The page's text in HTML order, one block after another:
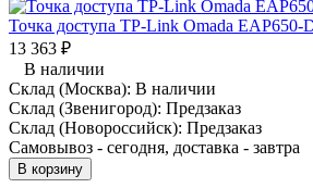
Точка доступа TP-Link Omada EAP650-
13 363 ₽
В наличии
Склад (Москва): В наличии
Склад (Звенигород): Предзаказ
Склад (Новороссийск): Предзаказ
Самовывоз - сегодня, доставка - завтра
В корзину